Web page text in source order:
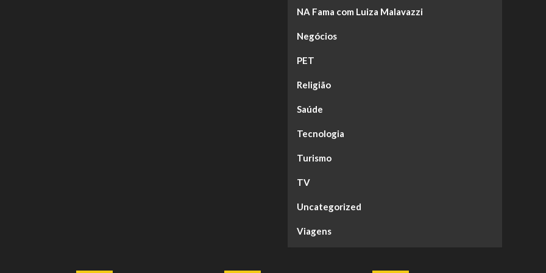
NA Fama com Luiza Malavazzi
Negócios
PET
Religião
Saúde
Tecnologia
Turismo
TV
Uncategorized
Viagens